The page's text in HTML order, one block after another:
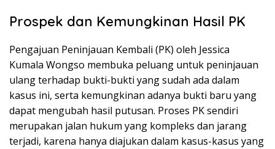
Prospek dan Kemungkinan Hasil PK
Pengajuan Peninjauan Kembali (PK) oleh Jessica
Kumala Wongso membuka peluang untuk peninjauan
ulang terhadap bukti-bukti yang sudah ada dalam
kasus ini, serta kemungkinan adanya bukti baru yang
dapat mengubah hasil putusan. Proses PK sendiri
merupakan jalan hukum yang kompleks dan jarang
terjadi, karena hanya diajukan dalam kasus-kasus yang